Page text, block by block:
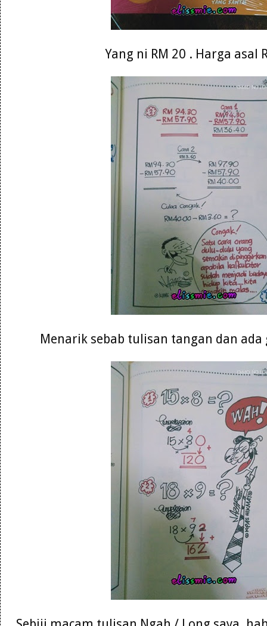
Yang ni RM 20 . Harga asal
Menarik sebab tulisan tangan dan